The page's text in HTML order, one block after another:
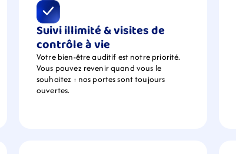
Suivi illimité & visites de
contrôle à vie
Votre bien-être auditif est notre priorité.
Vous pouvez revenir quand vous le
souhaitez : nos portes sont toujours
ouvertes.